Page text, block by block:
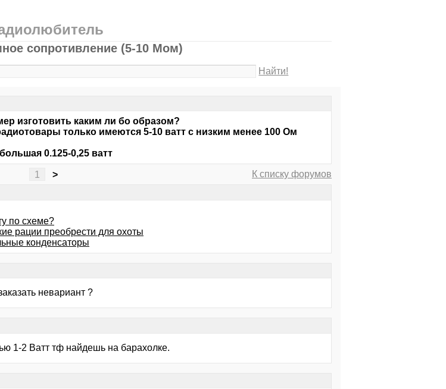
сопротивление (5-10 Мом)
Найти!
изготовить каким ли бо образом?
только имеются 5-10 ватт с низким менее 100 Ом
0.125-0,25 ватт
1 >
К списку форумов
по схеме?
рации преобрести для охоты
конденсаторы
невариант ?
1-2 Ватт тф найдешь на барахолке.